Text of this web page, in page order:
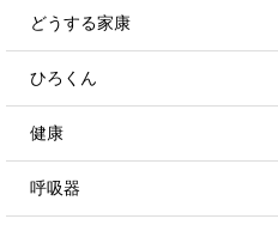
どうする家康
ひろくん
健康
呼吸器